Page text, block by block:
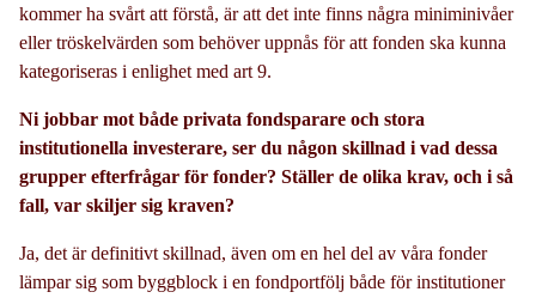
kommer ha svårt att förstå, är att det inte finns några miniminivåer
eller tröskelvärden som behöver uppnås för att fonden ska kunna
kategoriseras i enlighet med art 9.
Ni jobbar mot både privata fondsparare och stora
institutionella investerare, ser du någon skillnad i vad dessa
grupper efterfrågar för fonder? Ställer de olika krav, och i så
fall, var skiljer sig kraven?
Ja, det är definitivt skillnad, även om en hel del av våra fonder
lämpar sig som byggblock i en fondportfölj både för institutioner